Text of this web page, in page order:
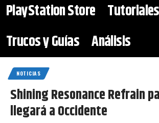
PlayStation Store Tutoriales
Trucos y Guías Análisis
NOTICIAS
Shining Resonance Refrain
llegará a Occidente